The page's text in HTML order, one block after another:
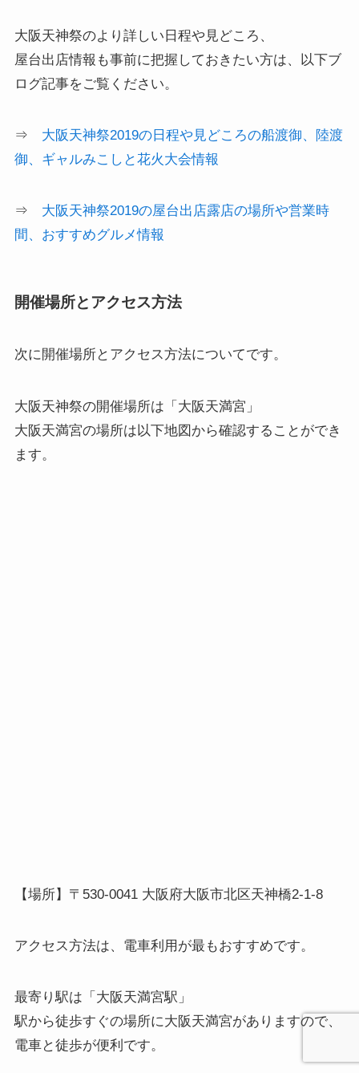
大阪天神祭のより詳しい日程や見どころ、
屋台出店情報も事前に把握しておきたい方は、以下ブ
ログ記事をご覧ください。
⇒ 大阪天神祭2019の日程や見どころの船渡御、陸渡
御、ギャルみこしと花火大会情報
⇒ 大阪天神祭2019の屋台出店露店の場所や営業時
間、おすすめグルメ情報
開催場所とアクセス方法
次に開催場所とアクセス方法についてです。
大阪天神祭の開催場所は「大阪天満宮」
大阪天満宮の場所は以下地図から確認することができ
ます。
【場所】〒530-0041 大阪府大阪市北区天神橋2-1-8
アクセス方法は、電車利用が最もおすすめです。
最寄り駅は「大阪天満宮駅」
駅から徒歩すぐの場所に大阪天満宮がありますので、
電車と徒歩が便利です。